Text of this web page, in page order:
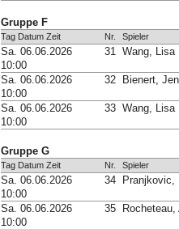
Gruppe F
Tag Datum Zeit Nr. Spieler
Sa. 06.06.2026
10:00
31 Wang, Lisa
Sa. 06.06.2026
10:00
32 Bienert,
Sa. 06.06.2026
10:00
33 Wang, Lisa
Gruppe G
Tag Datum Zeit Nr. Spieler
Sa. 06.06.2026
10:00
34 Pranjkovic,
Sa. 06.06.2026
10:00
35 Rocheteau,